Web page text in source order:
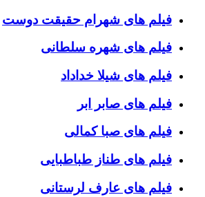
فیلم های شهرام حقیقت دوست
فیلم های شهره سلطانی
فیلم های شیلا خداداد
فیلم های صابر ابر
فیلم های صبا کمالی
فیلم های طناز طباطبایی
فیلم های عارف لرستانی